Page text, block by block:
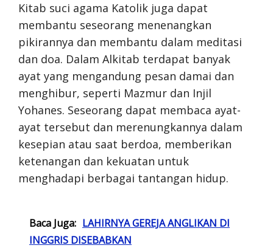
Kitab suci agama Katolik juga dapat
membantu seseorang menenangkan
pikirannya dan membantu dalam meditasi
dan doa. Dalam Alkitab terdapat banyak
ayat yang mengandung pesan damai dan
menghibur, seperti Mazmur dan Injil
Yohanes. Seseorang dapat membaca ayat-
ayat tersebut dan merenungkannya dalam
kesepian atau saat berdoa, memberikan
ketenangan dan kekuatan untuk
menghadapi berbagai tantangan hidup.
Baca Juga: LAHIRNYA GEREJA ANGLIKAN DI
INGGRIS DISEBABKAN